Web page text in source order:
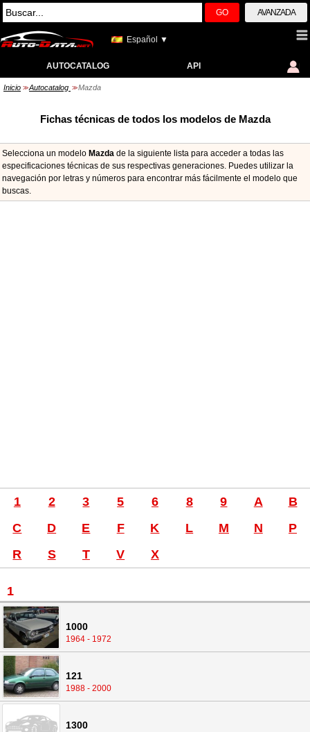
GO AVANZADA
Español ▼
AUTOCATALOG API
Inicio >> Autocatalog >> Mazda
Fichas técnicas de todos los modelos de Mazda
Selecciona un modelo Mazda de la siguiente lista para acceder a todas las
especificaciones técnicas de sus respectivas generaciones. Puedes utilizar la
navegación por letras y números para encontrar más fácilmente el modelo que
buscas.
1 2 3 5 6 8 9 A
B
C
D E F K L M N
P
R
S T V X
1
1000
1964 - 1972
121
1988 - 2000
1300